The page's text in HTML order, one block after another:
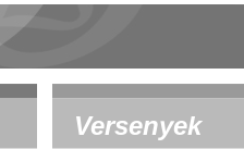
Versenyek